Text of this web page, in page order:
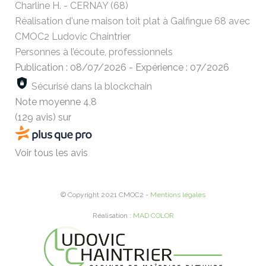
Charline H. - CERNAY (68)
Réalisation d'une maison toit plat à Galfingue 68 avec
CMOC2 Ludovic Chaintrier
Personnes à l’écoute, professionnels
Publication : 08/07/2026 - Expérience : 07/2026
Sécurisé dans la blockchain
Note moyenne 4,8
(129 avis) sur
Voir tous les avis
© Copyright 2021 CMOC2 - Mentions légales
Réalisation : MAD COLOR